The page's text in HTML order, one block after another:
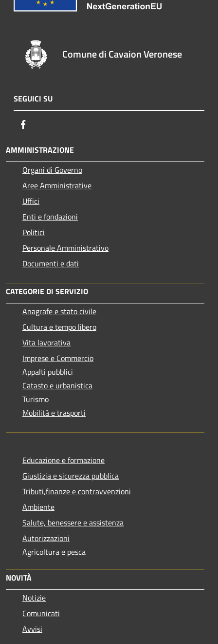
Comune di Cavaion Veronese
SEGUICI SU
AMMINISTRAZIONE
Organi di Governo
Aree Amministrative
Uffici
Enti e fondazioni
Politici
Personale Amministrativo
Documenti e dati
CATEGORIE DI SERVIZIO
Anagrafe e stato civile
Cultura e tempo libero
Vita lavorativa
Imprese e Commercio
Appalti pubblici
Catasto e urbanistica
Turismo
Mobilità e trasporti
Educazione e formazione
Giustizia e sicurezza pubblica
Tributi,finanze e contravvenzioni
Ambiente
Salute, benessere e assistenza
Autorizzazioni
Agricoltura e pesca
NOVITÀ
Notizie
Comunicati
Avvisi